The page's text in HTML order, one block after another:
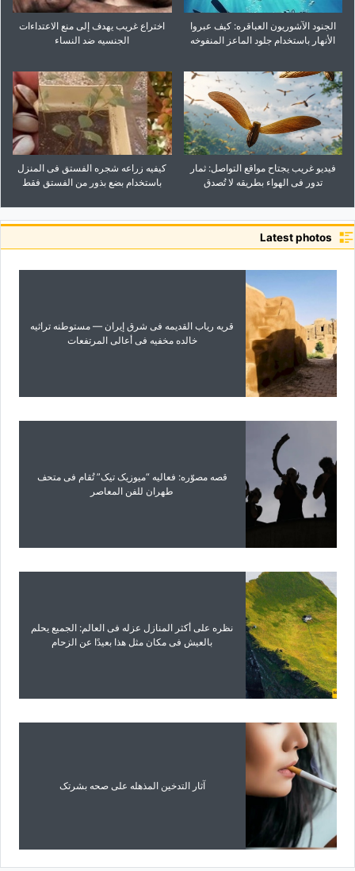
الجنود الآشوریون العباقره: کیف عبروا
الأنهار باستخدام جلود الماعز المنفوخه
اختراع غریب یهدف إلى منع الاعتداءات
الجنسیه ضد النساء
فیدیو غریب یجتاح مواقع التواصل: ثمار
تدور فی الهواء بطریقه لا تُصدق
کیفیه زراعه شجره الفستق فی المنزل
باستخدام بضع بذور من الفستق فقط
Latest photos
قریه ریاب القدیمه فی شرق إیران — مستوطنه تراثیه
خالده مخفیه فی أعالی المرتفعات
قصه مصوّره: فعالیه “میوزیک تیک” تُقام فی متحف
طهران للفن المعاصر
نظره على أکثر المنازل عزله فی العالم: الجمیع یحلم
بالعیش فی مکان مثل هذا بعیدًا عن الزحام
آثار التدخین المذهله على صحه بشرتک